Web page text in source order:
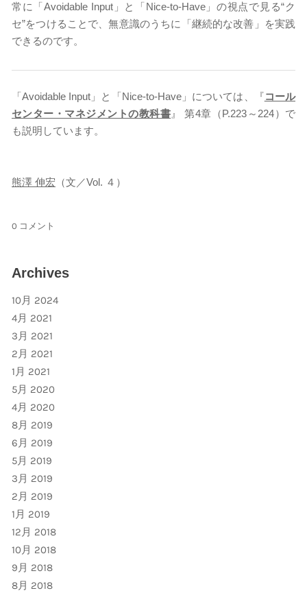
常に「Avoidable Input」と「Nice-to-Have」の視点で見る“ク
セ”をつけることで、無意識のうちに「継続的な改善」を実践
できるのです。
「Avoidable Input」と「Nice-to-Have」については、『コール
センター・マネジメントの教科書 』 第4章（P.223～224）で
も説明しています。
熊澤 伸宏 （文／Vol. ４）
0 コメント
Archives
10月 2024
4月 2021
3月 2021
2月 2021
1月 2021
5月 2020
4月 2020
8月 2019
6月 2019
5月 2019
3月 2019
2月 2019
1月 2019
12月 2018
10月 2018
9月 2018
8月 2018